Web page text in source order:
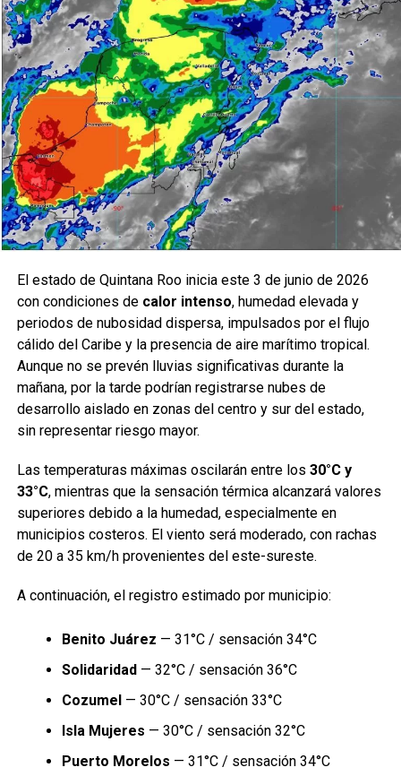
El estado de Quintana Roo inicia este 3 de junio de 2026
con condiciones de calor intenso, humedad elevada y
periodos de nubosidad dispersa, impulsados por el flujo
cálido del Caribe y la presencia de aire marítimo tropical.
Aunque no se prevén lluvias significativas durante la
mañana, por la tarde podrían registrarse nubes de
desarrollo aislado en zonas del centro y sur del estado,
sin representar riesgo mayor.
Las temperaturas máximas oscilarán entre los 30°C y
33°C, mientras que la sensación térmica alcanzará valores
superiores debido a la humedad, especialmente en
municipios costeros. El viento será moderado, con rachas
de 20 a 35 km/h provenientes del este-sureste.
A continuación, el registro estimado por municipio:
Benito Juárez — 31°C / sensación 34°C
Solidaridad— 32°C / sensación 36°C
Cozumel— 30°C / sensación 33°C
Isla Mujeres — 30°C / sensación 32°C
Puerto Morelos — 31°C / sensación 34°C